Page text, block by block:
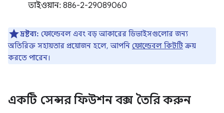
তাইওয়ান: 886-2-29089060
দ্রষ্টব্য: ফোল্ডেবল এবং বড় আকারের ডিভাইসগুলোর জন্য
অতিরিক্ত সহায়তার প্রয়োজন হলে, আপনি ফোল্ডেবল কিটটিক্রয়
করতে পারেন।
একটি সেন্সর ফিউশন বক্স তৈরি করুন